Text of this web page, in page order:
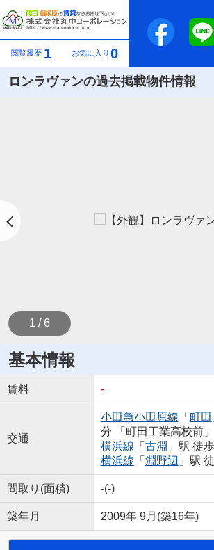
閲覧履歴 1 お気に入り 0
ロンラヴァンの過去掲載物件情報
1 / 6
基本情報
賃料 -
交通
小田急小田原線 「 町田
分 「町田工業高校前
横浜線 「 古淵 」駅 徒
横浜線 「 淵野辺 」駅
間取り(面積) -(-)
築年月 2009年 9月(築16年)